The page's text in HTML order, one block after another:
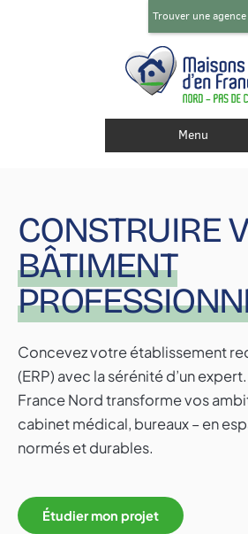
Trouver une agence
Menu
CONSTRUIRE
BÂTIMENT
Concevez votre établissement
(ERP) avec la sérénité d’un
France Nord transforme vos
cabinet médical, bureaux – en
normés et durables.
Étudier mon projet